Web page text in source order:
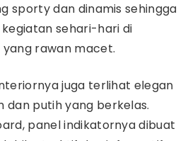
sporty dan dinamis sehingga
sehari-hari di
rawan macet.
juga terlihat elegan
dan putih yang berkelas.
panel indikatornya dibuat